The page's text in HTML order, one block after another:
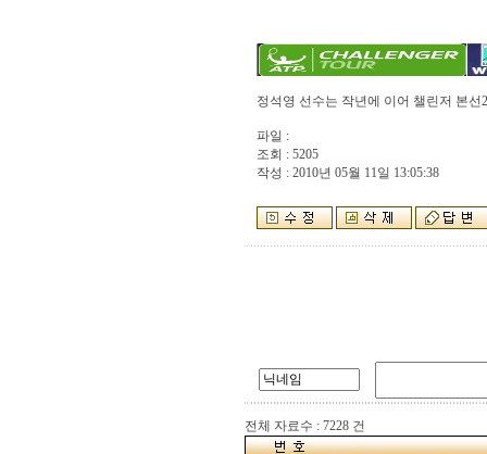
정석영 선수는 작년에 이어 챌린저 본
파일 :
조회 : 5205
작성 : 2010년 05월 11일 13:05:38
전체 자료수 : 7228 건